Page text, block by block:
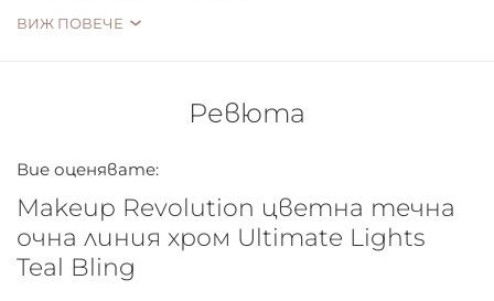
ETHYLHEXYLGLYCERIN, DIMETHICONE, TIN OXIDE,
ВИЖ ПОВЕЧЕ
Ревюта
Вие оценявате:
Makeup Revolution цветна течна
очна линия хром Ultimate Lights
Teal Bling